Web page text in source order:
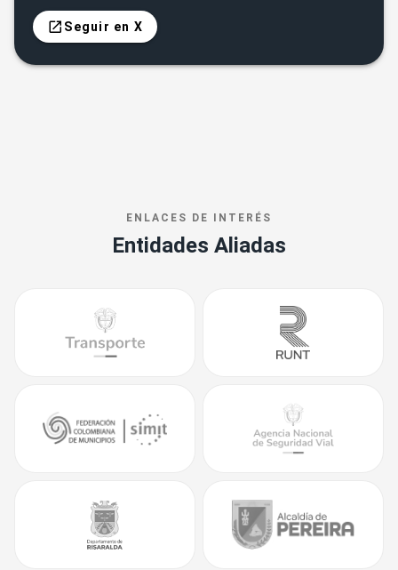
Seguir en X
ENLACES DE INTERÉS
Entidades Aliadas